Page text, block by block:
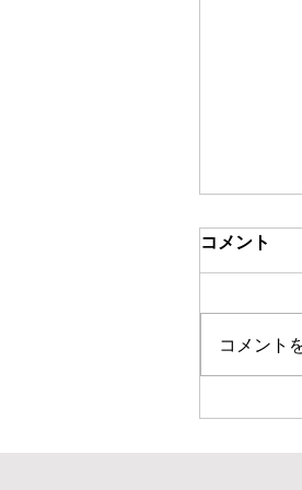
した
コメント
コメント